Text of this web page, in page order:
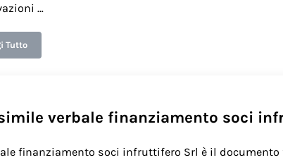
…
Tutto
Fac simile verbale insediamento revisore unico Srl​
verbale finanziamento soci
finanziamento soci infruttifero Srl è il documento